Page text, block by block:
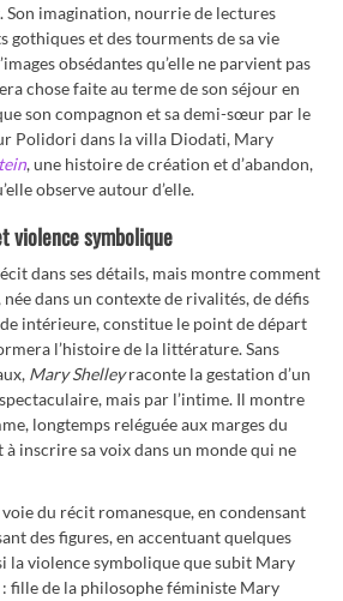
Son imagination, nourrie de lectures
gothiques et des tourments de sa vie
obsédantes qu’elle ne parvient pas
chose faite au terme de son séjour en
son compagnon et sa demi-sœur par le
Polidori dans la villa Diodati, Mary
, une histoire de création et d’abandon,
observe autour d’elle.
violence symbolique
dans ses détails, mais montre comment
dans un contexte de rivalités, de défis
intérieure, constitue le point de départ
l’histoire de la littérature. Sans
Mary Shelleyraconte la gestation d’un
mais par l’intime. Il montre
longtemps reléguée aux marges du
inscrire sa voix dans un monde qui ne
du récit romanesque, en condensant
des figures, en accentuant quelques
la violence symbolique que subit Mary
fille de la philosophe féministe Mary